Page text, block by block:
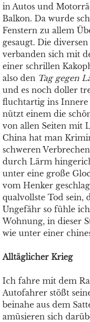
in Autos und
Balkon. Da wurde
Fenstern zu allem
gesaugt. Die
verbanden sich mit
einer schrillen
also den Tag gegen
und es noch doller
fluchtartig ins Innere
nützt einem die
von allen Seiten mit
China hat man
schweren
durch Lärm
unter eine große
vom Henker
qualvollste Tod sein,
Ungefähr so fühle
Wohnung, in dieser
wie unter einer
Alltäglicher Krieg
Ich fahre mit dem
Autofahrer stößt
beinahe aus dem
amüsieren sich